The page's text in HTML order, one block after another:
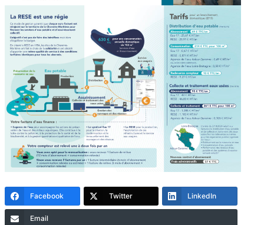
Facebook Twitter LinkedIn
Email